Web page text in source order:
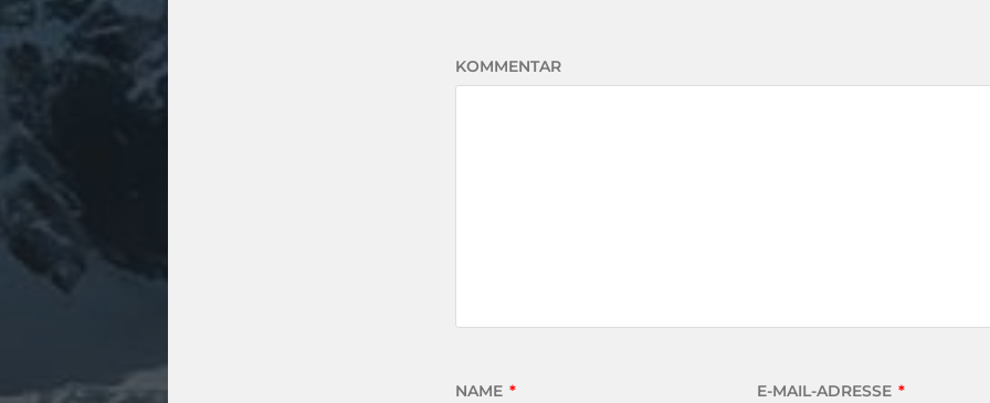
KOMMENTAR
NAME * E-MAIL-ADRESSE *